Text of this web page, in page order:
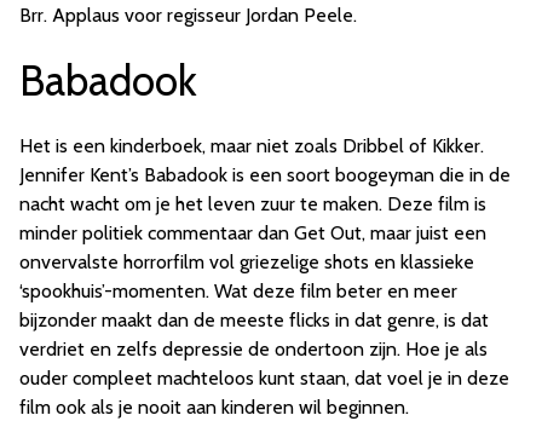
Brr. Applaus voor regisseur Jordan Peele.
Babadook
Het is een kinderboek, maar niet zoals Dribbel of Kikker.
Jennifer Kent’s Babadook is een soort boogeyman die in de
nacht wacht om je het leven zuur te maken. Deze film is
minder politiek commentaar dan Get Out, maar juist een
onvervalste horrorfilm vol griezelige shots en klassieke
‘spookhuis’-momenten. Wat deze film beter en meer
bijzonder maakt dan de meeste flicks in dat genre, is dat
verdriet en zelfs depressie de ondertoon zijn. Hoe je als
ouder compleet machteloos kunt staan, dat voel je in deze
film ook als je nooit aan kinderen wil beginnen.